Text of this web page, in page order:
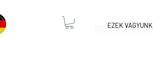
EZEK VAGYUNK